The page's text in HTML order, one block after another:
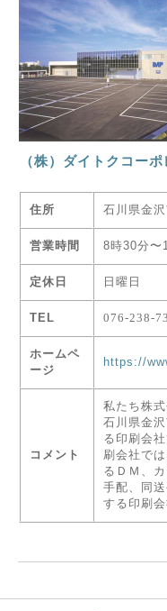
（株）ダイトクコー
住所 石川県金
営業時間 8時30分〜
定休日 日曜日
TEL 076-238-
ホームペ
ージ
https://
コメント
私たち株
石川県金
る印刷会
刷会社で
るＤＭ、
手配、同
する印刷会